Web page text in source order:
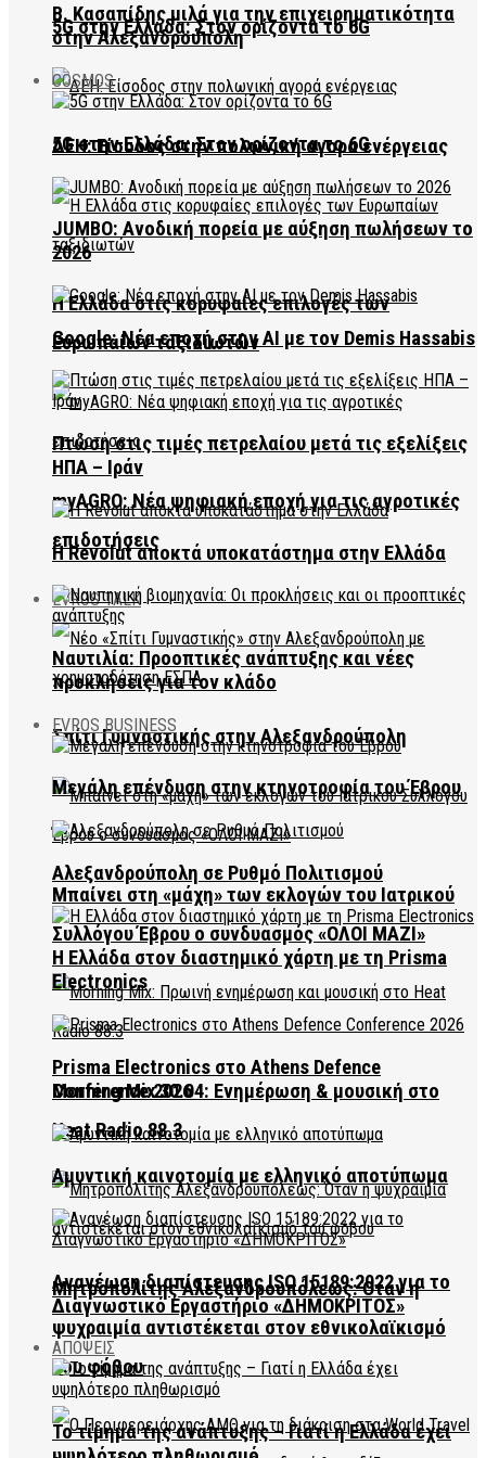
5G στην Ελλάδα: Στον ορίζοντα το 6G
ΔΕΗ: Είσοδος στην πολωνική αγορά ενέργειας
Η Ελλάδα στις κορυφαίες επιλογές των
Ευρωπαίων ταξιδιωτών
myAGRO: Νέα ψηφιακή εποχή για τις αγροτικές
επιδοτήσεις
EVROS TALK
Σπίτι Γυμναστικής στην Αλεξανδρούπολη
Μπαίνει στη «μάχη» των εκλογών του Ιατρικού
Συλλόγου Έβρου ο συνδυασμός «ΟΛΟΙ ΜΑΖΙ»
Morning Mix 30.04: Ενημέρωση & μουσική στο
Heat Radio 88.3
Μητροπολίτης Αλεξανδρουπόλεως: Όταν η
ψυχραιμία αντιστέκεται στον εθνικολαϊκισμό
του φόβου
Β. Κασαπίδης μιλά για την επιχειρηματικότητα
στην Αλεξανδρούπολη
COSMOS
5G στην Ελλάδα: Στον ορίζοντα το 6G
JUMBO: Ανοδική πορεία με αύξηση πωλήσεων το
2026
Google: Νέα εποχή στην AI με τον Demis Hassabis
Πτώση στις τιμές πετρελαίου μετά τις εξελίξεις
ΗΠΑ – Ιράν
Η Revolut αποκτά υποκατάστημα στην Ελλάδα
Ναυτιλία: Προοπτικές ανάπτυξης και νέες
προκλήσεις για τον κλάδο
EVROS BUSINESS
Μεγάλη επένδυση στην κτηνοτροφία του Έβρου
Αλεξανδρούπολη σε Ρυθμό Πολιτισμού
Η Ελλάδα στον διαστημικό χάρτη με τη Prisma
Electronics
Prisma Electronics στο Athens Defence
Conference 2026
Αμυντική καινοτομία με ελληνικό αποτύπωμα
Ανανέωση διαπίστευσης ISO 15189:2022 για το
Διαγνωστικό Εργαστήριο «ΔΗΜΟΚΡΙΤΟΣ»
ΑΠΟΨΕΙΣ
Το τίμημα της ανάπτυξης – Γιατί η Ελλάδα έχει